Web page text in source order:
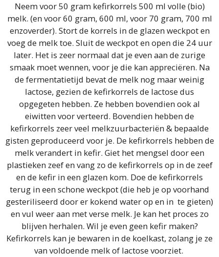
Neem voor 50 gram kefirkorrels 500 ml volle (bio)
melk. (en voor 60 gram, 600 ml, voor 70 gram, 700 ml
enzoverder). Stort de korrels in de glazen weckpot en
voeg de melk toe. Sluit de weckpot en open die 24 uur
later. Het is zeer normaal dat je even aan de zurige
smaak moet wennen, voor je die kan appreciëren. Na
de fermentatietijd bevat de melk nog maar weinig
lactose, gezien de kefirkorrels de lactose dus
opgegeten hebben. Ze hebben bovendien ook al
eiwitten voor verteerd. Bovendien hebben de
kefirkorrels zeer veel melkzuurbacteriën & bepaalde
gisten geproduceerd voor je. De kefirkorrels hebben de
melk verandert in kefir. Giet het mengsel door een
plastieken zeef en vang zo de kefirkorrels op in de zeef
en de kefir in een glazen kom. Doe de kefirkorrels
terug in een schone weckpot (die heb je op voorhand
gesteriliseerd door er kokend water op en in te gieten)
en vul weer aan met verse melk. Je kan het proces zo
blijven herhalen. Wil je even geen kefir maken?
Kefirkorrels kan je bewaren in de koelkast, zolang je ze
van voldoende melk of lactose voorziet.